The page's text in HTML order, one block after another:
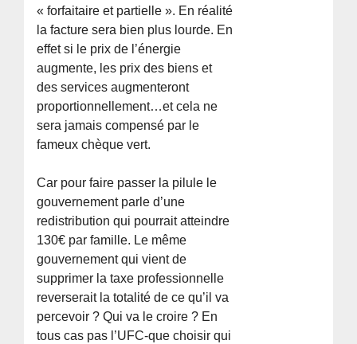
« forfaitaire et partielle ». En réalité
la facture sera bien plus lourde. En
effet si le prix de l’énergie
augmente, les prix des biens et
des services augmenteront
proportionnellement…et cela ne
sera jamais compensé par le
fameux chèque vert.
Car pour faire passer la pilule le
gouvernement parle d’une
redistribution qui pourrait atteindre
130€ par famille. Le même
gouvernement qui vient de
supprimer la taxe professionnelle
reverserait la totalité de ce qu’il va
percevoir ? Qui va le croire ? En
tous cas pas l’UFC-que choisir qui